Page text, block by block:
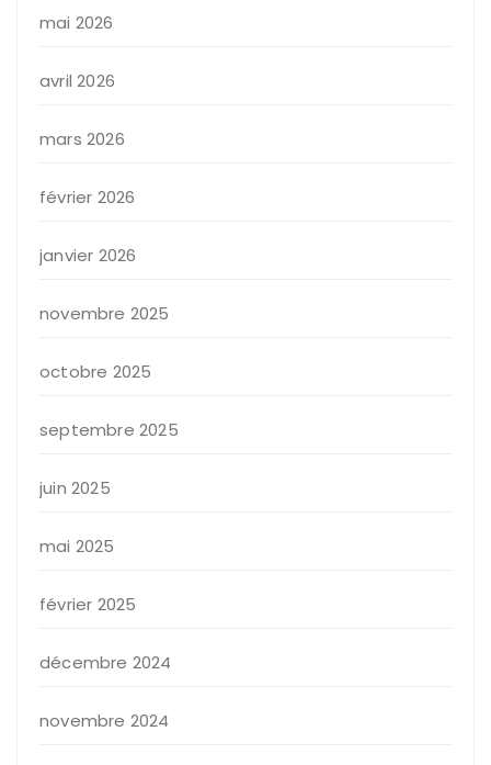
mai 2026
avril 2026
mars 2026
février 2026
janvier 2026
novembre 2025
octobre 2025
septembre 2025
juin 2025
mai 2025
février 2025
décembre 2024
novembre 2024